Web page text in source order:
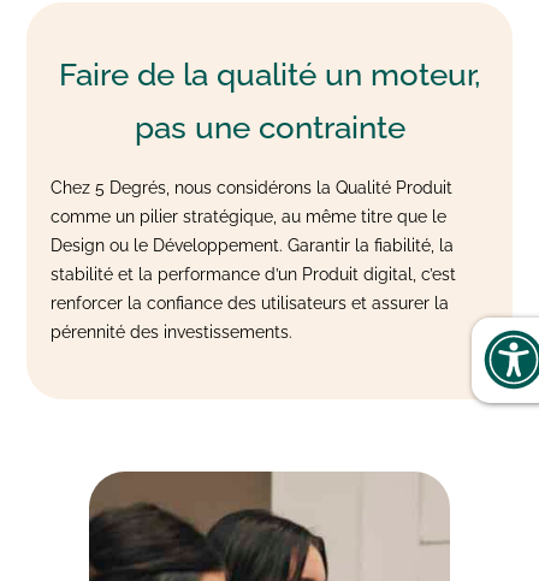
Faire de la qualité un moteur,
pas une contrainte
Chez 5 Degrés, nous considérons la Qualité Produit
comme un pilier stratégique, au même titre que le
Design ou le Développement. Garantir la fiabilité, la
stabilité et la performance d’un Produit digital, c’est
renforcer la confiance des utilisateurs et assurer la
pérennité des investissements.